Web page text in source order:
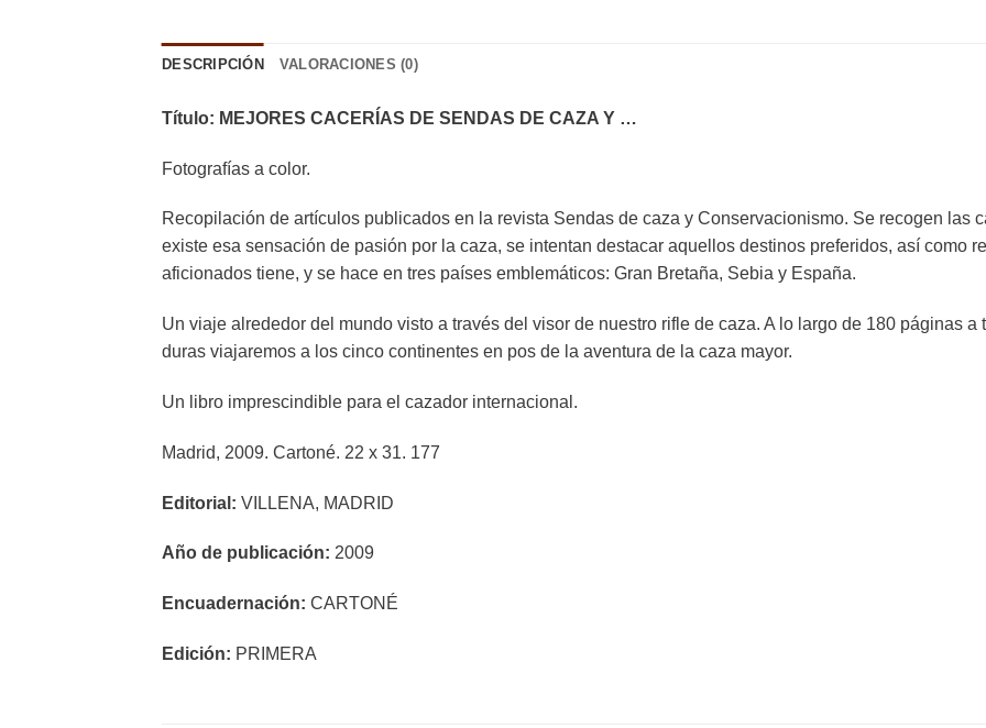
DESCRIPCIÓN VALORACIONES (0)
Título: MEJORES CACERÍAS DE SENDAS DE CAZA Y …
Fotografías a color.
Recopilación de artículos publicados en la revista Sendas de caza y Conservacionismo. Se recogen las
existe esa sensación de pasión por la caza, se intentan destacar aquellos destinos preferidos, así como
aficionados tiene, y se hace en tres países emblemáticos: Gran Bretaña, Sebia y España.
Un viaje alrededor del mundo visto a través del visor de nuestro rifle de caza. A lo largo de 180 páginas a
duras viajaremos a los cinco continentes en pos de la aventura de la caza mayor.
Un libro imprescindible para el cazador internacional.
Madrid, 2009. Cartoné. 22 x 31. 177
Editorial: VILLENA, MADRID
Año de publicación: 2009
Encuadernación: CARTONÉ
Edición: PRIMERA